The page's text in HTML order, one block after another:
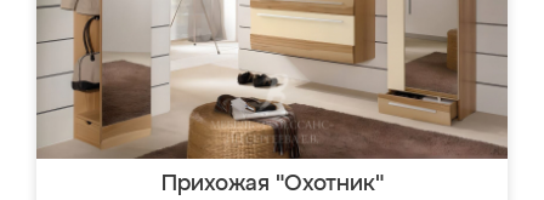
Прихожая "Охотник"